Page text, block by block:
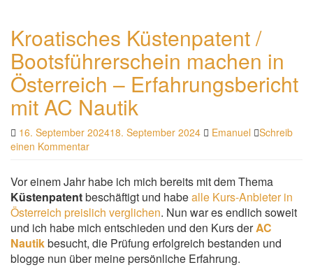
Kroatisches Küstenpatent /
Bootsführerschein machen in
Österreich – Erfahrungsbericht
mit AC Nautik
16. September 202418. September 2024 Emanuel
Schreib
einen Kommentar
Vor einem Jahr habe ich mich bereits mit dem Thema
Küstenpatentbeschäftigt und habealle Kurs-Anbieter in
Österreich preislich verglichen. Nun war es endlich soweit
und ich habe mich entschieden und den Kurs derAC
Nautikbesucht, die Prüfung erfolgreich bestanden und
blogge nun über meine persönliche Erfahrung.